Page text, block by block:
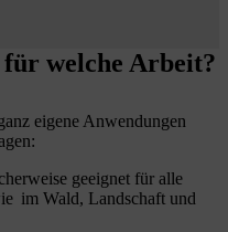
welche Arbeit?
eigene Anwendungen
geeignet für alle
im Wald, Landschaft und